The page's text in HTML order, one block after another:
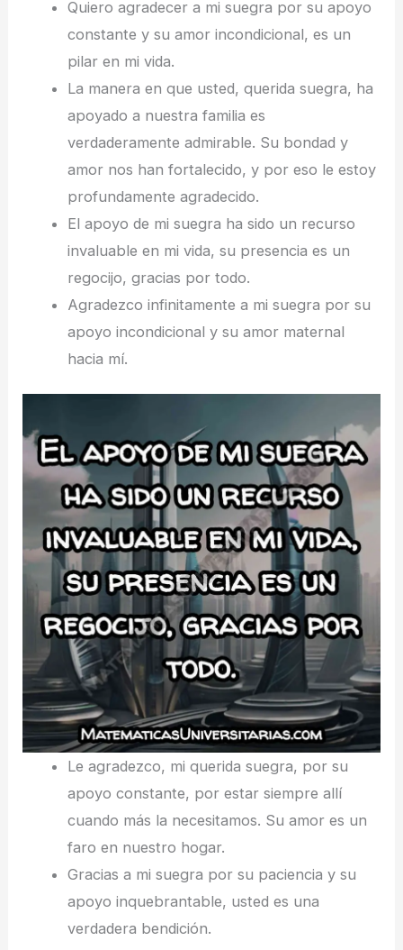
Quiero agradecer a mi suegra por su apoyo
constante y su amor incondicional, es un
pilar en mi vida.
La manera en que usted, querida suegra, ha
apoyado a nuestra familia es
verdaderamente admirable. Su bondad y
amor nos han fortalecido, y por eso le estoy
profundamente agradecido.
El apoyo de mi suegra ha sido un recurso
invaluable en mi vida, su presencia es un
regocijo, gracias por todo.
Agradezco infinitamente a mi suegra por su
apoyo incondicional y su amor maternal
hacia mí.
Le agradezco, mi querida suegra, por su
apoyo constante, por estar siempre allí
cuando más la necesitamos. Su amor es un
faro en nuestro hogar.
Gracias a mi suegra por su paciencia y su
apoyo inquebrantable, usted es una
verdadera bendición.